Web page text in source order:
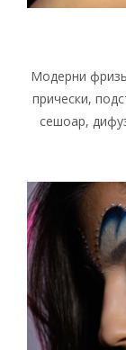
Модерни
прически,
сешоар,